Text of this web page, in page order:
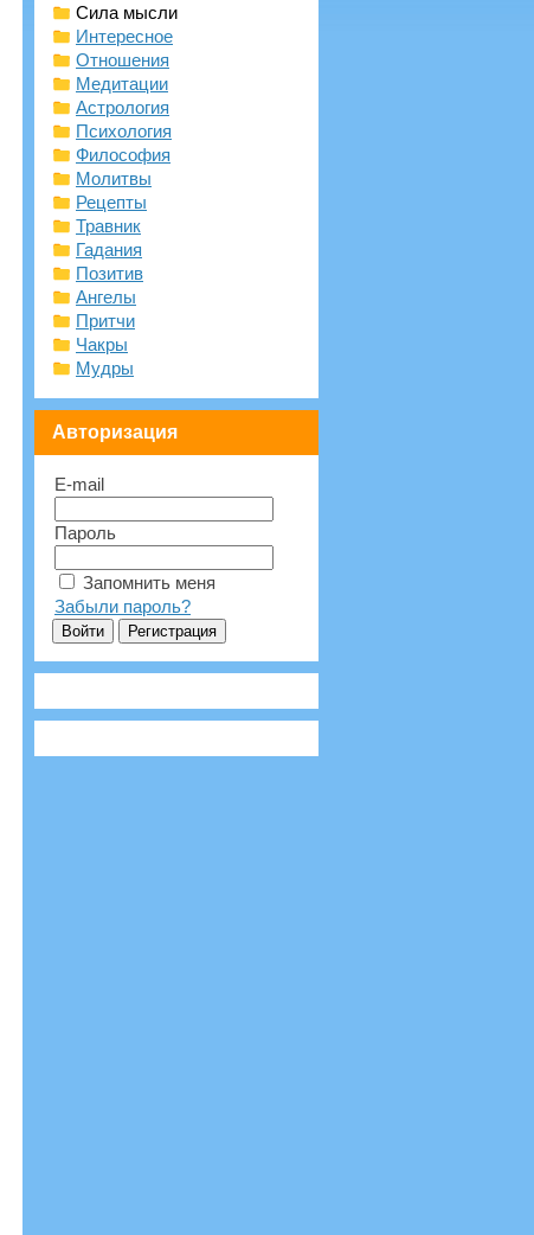
Сила мысли
Интересное
Отношения
Медитации
Астрология
Психология
Философия
Молитвы
Рецепты
Травник
Гадания
Позитив
Ангелы
Притчи
Чакры
Мудры
Авторизация
E-mail
Пароль
Запомнить меня
Забыли пароль?